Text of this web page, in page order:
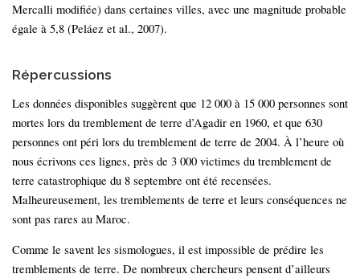
Mercalli modifiée) dans certaines villes, avec une magnitude probable
égale à 5,8 (Peláez et al., 2007).
Répercussions
Les données disponibles suggèrent que 12 000 à 15 000 personnes sont
mortes lors du tremblement de terre d’Agadir en 1960, et que 630
personnes ont péri lors du tremblement de terre de 2004. À l’heure où
nous écrivons ces lignes, près de 3 000 victimes du tremblement de
terre catastrophique du 8 septembre ont été recensées.
Malheureusement, les tremblements de terre et leurs conséquences ne
sont pas rares au Maroc.
Comme le savent les sismologues, il est impossible de prédire les
tremblements de terre. De nombreux chercheurs pensent d’ailleurs